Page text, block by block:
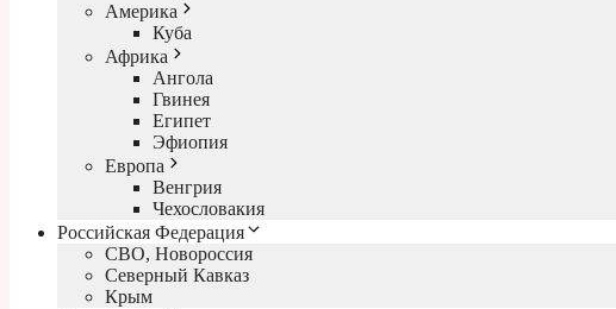
Америка
Куба
Африка
Ангола
Гвинея
Египет
Эфиопия
Европа
Венгрия
Чехословакия
Российская Федерация
СВО, Новороссия
Северный Кавказ
Крым